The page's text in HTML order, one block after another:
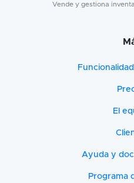
Vende y gestiona
El
Ayuda y
Programa